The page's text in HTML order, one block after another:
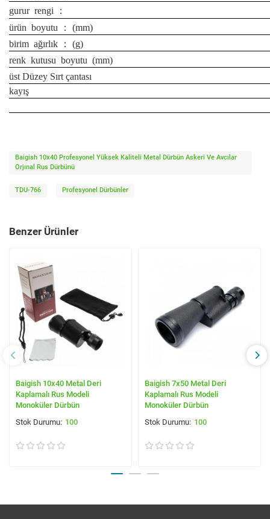
gurur rengi ：
ürün boyutu ： (mm)
birim ağırlık ： (g)
renk kutusu boyutu (mm)
üst Düzey Sırt çantası
kayış
Baigish 10x40 Profesyonel Yüksek Kaliteli Metal Dürbün Askeri Ve Avcılar
Orjınal Rus Dürbünü
TDU-766 Profesyonel Dürbünler
Benzer Ürünler
Baigish 10x40 Metal Deri
Kaplamalı Rus Modeli
Monoküler Dürbün
100
Baigish 7x50 Metal Deri
Kaplamalı Rus Modeli
Monoküler Dürbün
100